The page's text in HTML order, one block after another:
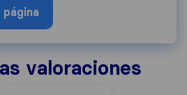
valoraciones